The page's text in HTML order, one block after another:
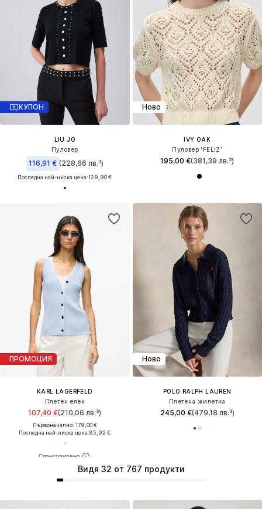
КУПОН
LIU JO
Пуловер
116,91 € (228,66 лв.³)
Последна най-ниска цена:129,90 €
Ново
IVY OAK
Пуловер 'FELIZ'
195,00 €(381,39 лв.³)
ПРОМОЦИЯ
KARL LAGERFELD
Плетен елек
107,40 €(210,06 лв.³)
Първоначално: 179,00 €
Последна най-ниска цена:85,92 €
Ново
POLO RALPH LAUREN
Плетена жилетка
245,00 €(479,18 лв.³)
Видя 32 от 767 продукти